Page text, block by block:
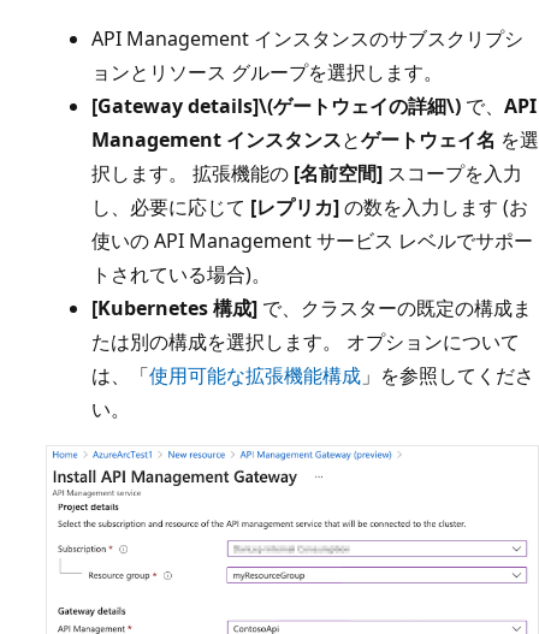
API Management インスタンスのサブスクリプシ
ョンとリソース グループを選択します。
[Gateway details]\(ゲートウェイの詳細\) で、 API
Management インスタンスとゲートウェイ名 を選
択します。 拡張機能の [名前空間] スコープを入力
し、必要に応じて [レプリカ]の数を入力します (お
使いの API Management サービス レベルでサポー
トされている場合)。
[Kubernetes 構成] で、クラスターの既定の構成ま
たは別の構成を選択します。 オプションについて
は、「使用可能な拡張機能構成 」を参照してくださ
い。